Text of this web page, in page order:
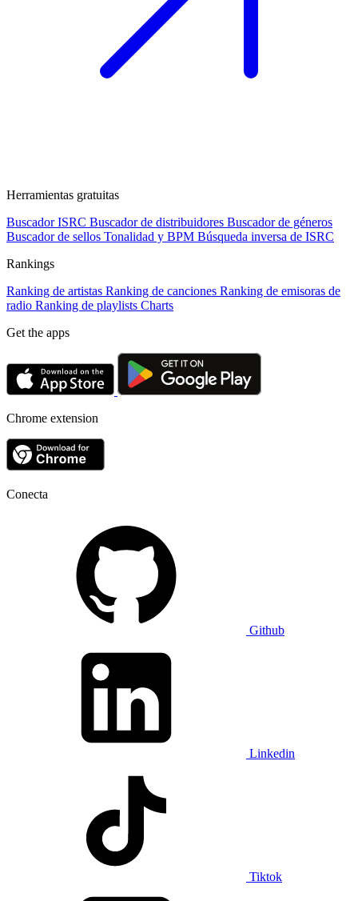
Herramientas gratuitas
Buscador ISRC Buscador de distribuidores Buscador de géneros
Buscador de sellos Tonalidad y BPM Búsqueda inversa de ISRC
Rankings
Ranking de artistas Ranking de canciones Ranking de emisoras de
radio Ranking de playlists Charts
Get the apps
Chrome extension
Conecta
Github
Linkedin
Tiktok